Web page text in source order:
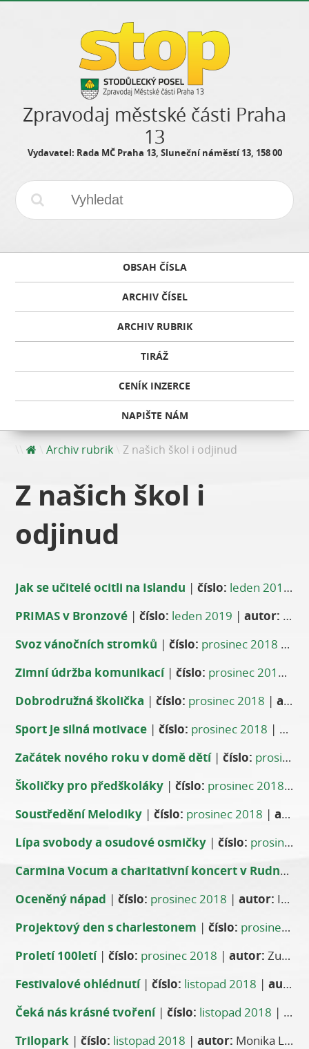
Zpravodaj městské části Praha
13
Vydavatel: Rada MČ Praha 13, Sluneční náměstí 13, 158 00
OBSAH ČÍSLA
ARCHIV ČÍSEL
ARCHIV RUBRIK
TIRÁŽ
CENÍK INZERCE
NAPIŠTE NÁM
Archiv rubrik Z našich škol i odjinud
Z našich škol i
odjinud
Jak se učitelé ocitli na Islandu |číslo: leden 2019 |
PRIMAS v Bronzové |číslo: leden 2019 |autor:
Svoz vánočních stromků |číslo: prosinec 2018
Zimní údržba komunikací|číslo: prosinec 2018 |
Dobrodružná školička |číslo: prosinec 2018 |autor:
Sport je silná motivace |číslo: prosinec 2018 |
Začátek nového roku v domě dětí|číslo: prosinec 2018
Školičky pro předškoláky |číslo: prosinec 2018|
Soustředění Melodiky |číslo: prosinec 2018 |autor:
Lípa svobody a osudové osmičky |číslo: prosinec 2018
Carmina Vocum a charitativní koncert v Rudné|
Oceněný nápad |číslo: prosinec 2018 |autor: Inna Ruda, 5.B
Projektový den s charlestonem |číslo: prosinec 2018
Proletí 100letí|číslo: prosinec 2018 |autor: Zuzana Majstrová, ředitelka školy
Festivalové ohlédnutí|číslo: listopad 2018 |autor:
Čeká nás krásné tvoření|číslo: listopad 2018 |
Trilopark |číslo: listopad 2018 |autor: Monika Linhartová, ZŠ Janského